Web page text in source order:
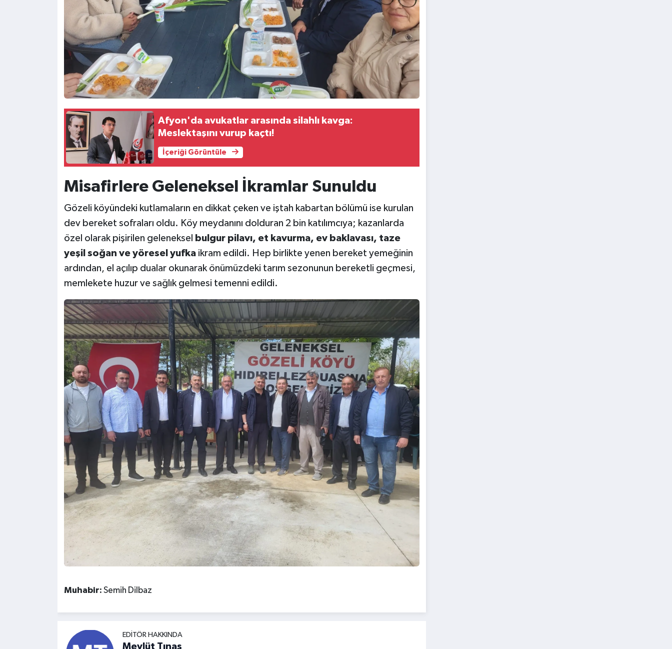
Afyon'da avukatlar arasında silahlı kavga:
Meslektaşını vurup kaçtı!
İçeriği Görüntüle
Misafirlere Geleneksel İkramlar Sunuldu
Gözeli köyündeki kutlamaların en dikkat çeken ve iştah kabartan bölümü ise kurulan
dev bereket sofraları oldu. Köy meydanını dolduran 2 bin katılımcıya; kazanlarda
özel olarak pişirilen geleneksel
bulgur pilavı, et kavurma, ev baklavası, taze
yeşil soğan ve yöresel yufkaikram edildi. Hep birlikte yenen bereket yemeğinin
ardından, el açılıp dualar okunarak önümüzdeki tarım sezonunun bereketli geçmesi,
memlekete huzur ve sağlık gelmesi temenni edildi.
Muhabir: Semih Dilbaz
EDITÖR HAKKINDA
Mevlüt Tınas